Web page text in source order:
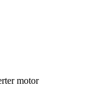
motor